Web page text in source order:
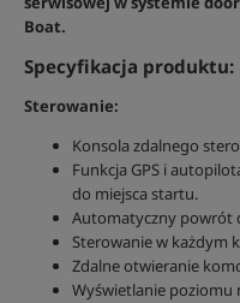
Boat.
Specyfikacja produktu:
Sterowanie:
Konsola zdalnego
Funkcja GPS i
do miejsca startu.
Automatyczny powrót
Sterowanie w każdym
Zdalne otwieranie
Wyświetlanie poziomu